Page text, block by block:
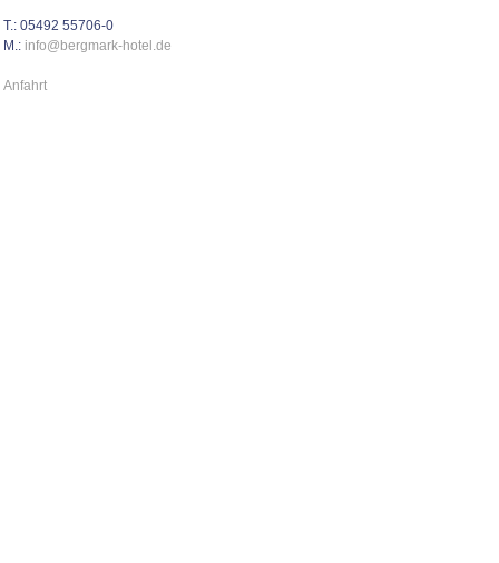
T.: 05492 55706-0
M.: info@bergmark-hotel.de
Anfahrt